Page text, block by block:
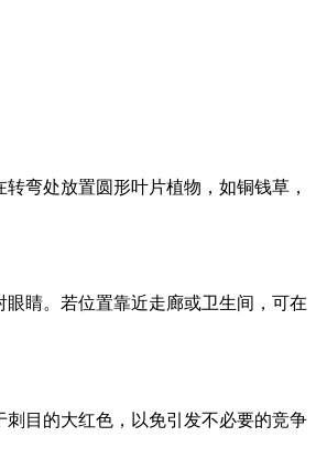
弯处放置圆形叶片植物，如铜钱草，
睛。若位置靠近走廊或卫生间，可在
目的大红色，以免引发不必要的竞争